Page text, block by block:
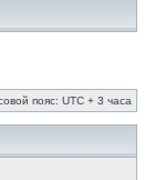
пояс: UTC + 3 часа